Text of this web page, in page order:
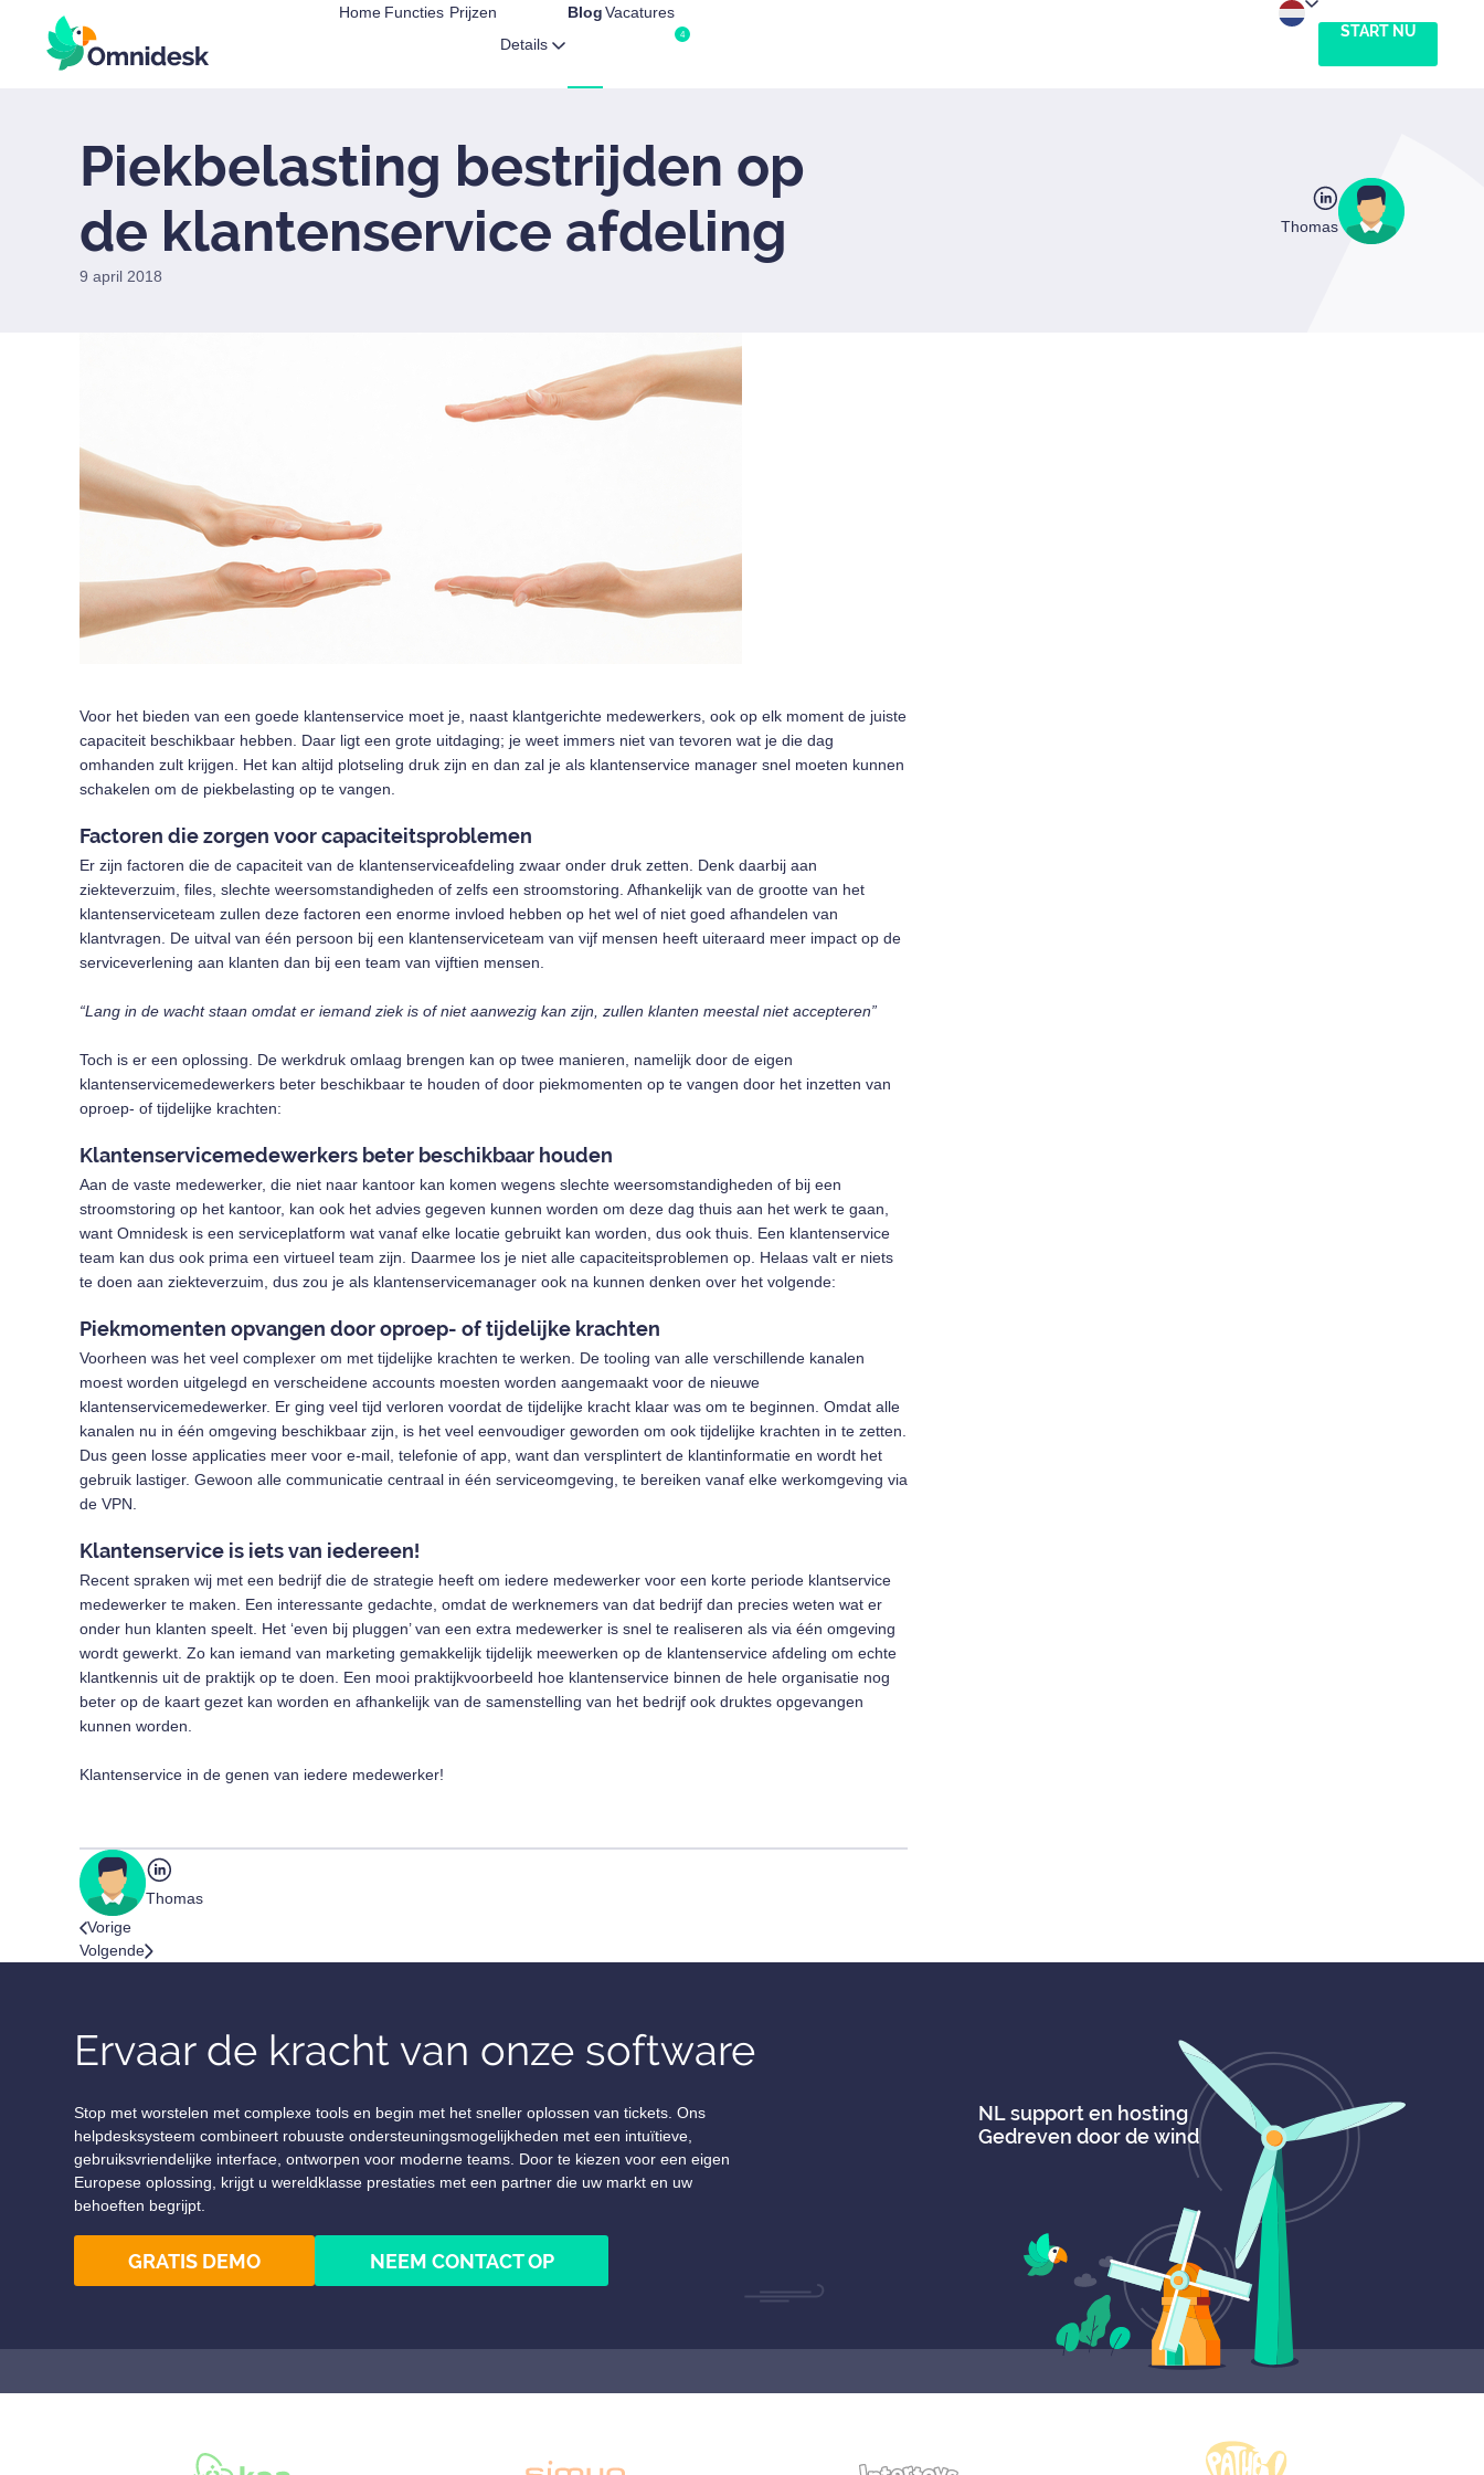
Home Functies Prijzen
Details
BlogVacatures
Español
START NU
Piekbelasting bestrijden op
de klantenservice afdeling
9 april 2018
Thomas
Voor het bieden van een goede klantenservice moet je, naast klantgerichte medewerkers, ook op elk moment de juiste
capaciteit beschikbaar hebben. Daar ligt een grote uitdaging; je weet immers niet van tevoren wat je die dag
omhanden zult krijgen. Het kan altijd plotseling druk zijn en dan zal je als klantenservice manager snel moeten kunnen
schakelen om de piekbelasting op te vangen.
Factoren die zorgen voor capaciteitsproblemen
Er zijn factoren die de capaciteit van de klantenserviceafdeling zwaar onder druk zetten. Denk daarbij aan
ziekteverzuim, files, slechte weersomstandigheden of zelfs een stroomstoring. Afhankelijk van de grootte van het
klantenserviceteam zullen deze factoren een enorme invloed hebben op het wel of niet goed afhandelen van
klantvragen. De uitval van één persoon bij een klantenserviceteam van vijf mensen heeft uiteraard meer impact op de
serviceverlening aan klanten dan bij een team van vijftien mensen.
“Lang in de wacht staan omdat er iemand ziek is of niet aanwezig kan zijn, zullen klanten meestal niet accepteren”
Toch is er een oplossing. De werkdruk omlaag brengen kan op twee manieren, namelijk door de eigen
klantenservicemedewerkers beter beschikbaar te houden of door piekmomenten op te vangen door het inzetten van
oproep- of tijdelijke krachten:
Klantenservicemedewerkers beter beschikbaar houden
Aan de vaste medewerker, die niet naar kantoor kan komen wegens slechte weersomstandigheden of bij een
stroomstoring op het kantoor, kan ook het advies gegeven kunnen worden om deze dag thuis aan het werk te gaan,
want Omnidesk is een serviceplatform wat vanaf elke locatie gebruikt kan worden, dus ook thuis. Een klantenservice
team kan dus ook prima een virtueel team zijn. Daarmee los je niet alle capaciteitsproblemen op. Helaas valt er niets
te doen aan ziekteverzuim, dus zou je als klantenservicemanager ook na kunnen denken over het volgende:
Piekmomenten opvangen door oproep- of tijdelijke krachten
Voorheen was het veel complexer om met tijdelijke krachten te werken. De tooling van alle verschillende kanalen
moest worden uitgelegd en verscheidene accounts moesten worden aangemaakt voor de nieuwe
klantenservicemedewerker. Er ging veel tijd verloren voordat de tijdelijke kracht klaar was om te beginnen. Omdat alle
kanalen nu in één omgeving beschikbaar zijn, is het veel eenvoudiger geworden om ook tijdelijke krachten in te zetten.
Dus geen losse applicaties meer voor e-mail, telefonie of app, want dan versplintert de klantinformatie en wordt het
gebruik lastiger. Gewoon alle communicatie centraal in één serviceomgeving, te bereiken vanaf elke werkomgeving via
de VPN.
Klantenservice is iets van iedereen!
Recent spraken wij met een bedrijf die de strategie heeft om iedere medewerker voor een korte periode klantservice
medewerker te maken. Een interessante gedachte, omdat de werknemers van dat bedrijf dan precies weten wat er
onder hun klanten speelt. Het ‘even bij pluggen’ van een extra medewerker is snel te realiseren als via één omgeving
wordt gewerkt. Zo kan iemand van marketing gemakkelijk tijdelijk meewerken op de klantenservice afdeling om echte
klantkennis uit de praktijk op te doen. Een mooi praktijkvoorbeeld hoe klantenservice binnen de hele organisatie nog
beter op de kaart gezet kan worden en afhankelijk van de samenstelling van het bedrijf ook druktes opgevangen
kunnen worden.
Klantenservice in de genen van iedere medewerker!
Thomas
Vorige
Volgende
Ervaar de kracht van onze software
Stop met worstelen met complexe tools en begin met het sneller oplossen van tickets. Ons
helpdesksysteem combineert robuuste ondersteuningsmogelijkheden met een intuïtieve,
gebruiksvriendelijke interface, ontworpen voor moderne teams. Door te kiezen voor een eigen
Europese oplossing, krijgt u wereldklasse prestaties met een partner die uw markt en uw
behoeften begrijpt.
GRATIS DEMO NEEM CONTACT OP
NL support en hosting
Gedreven door de wind